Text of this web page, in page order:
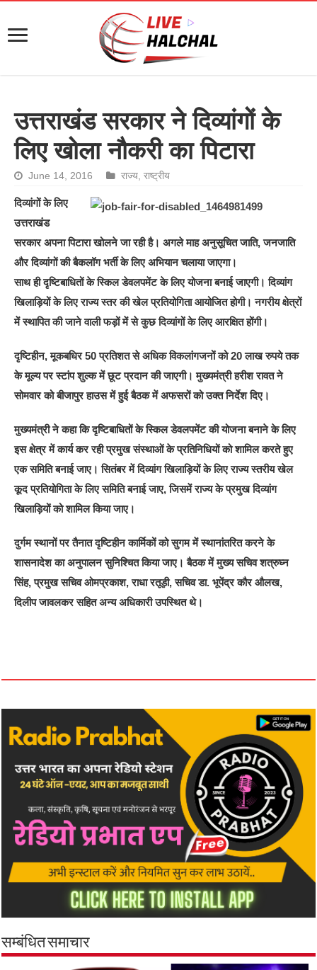
उत्तराखंड सरकार ने दिव्यांगों के
लिए खोला नौकरी का पिटारा
June 14, 2016 राज्य ,राष्ट्रीय
दिव्यांगों के लिए
उत्तराखंड
सरकार अपना पिटारा खोलने जा रही है। अगले माह अनुसूचित जाति, जनजाति
और दिव्यांगों की बैकलॉग भर्ती के लिए अभियान चलाया जाएगा।
साथ ही दृष्टिबाधितों के स्किल डेवलपमेंट के लिए योजना बनाई जाएगी। दिव्यांग
खिलाड़ियों के लिए राज्य स्तर की खेल प्रतियोगिता आयोजित होगी। नगरीय क्षेत्रों
में स्थापित की जाने वाली फड़ों में से कुछ दिव्यांगों के लिए आरक्षित होंगी।
दृष्टिहीन, मूकबधिर 50 प्रतिशत से अधिक विकलांगजनों को 20 लाख रुपये तक
के मूल्य पर स्टांप शुल्क में छूट प्रदान की जाएगी। मुख्यमंत्री हरीश रावत ने
सोमवार को बीजापुर हाउस में हुई बैठक में अफसरों को उक्त निर्देश दिए।
मुख्यमंत्री ने कहा कि दृष्टिबाधितों के स्किल डेवलपमेंट की योजना बनाने के लिए
इस क्षेत्र में कार्य कर रही प्रमुख संस्थाओं के प्रतिनिधियों को शामिल करते हुए
एक समिति बनाई जाए। सितंबर में दिव्यांग खिलाड़ियों के लिए राज्य स्तरीय खेल
कूद प्रतियोगिता के लिए समिति बनाई जाए, जिसमें राज्य के प्रमुख दिव्यांग
खिलाड़ियों को शामिल किया जाए।
दुर्गम स्थानों पर तैनात दृष्टिहीन कार्मिकों को सुगम में स्थानांतरित करने के
शासनादेश का अनुपालन सुनिश्चित किया जाए। बैठक में मुख्य सचिव शत्रुघ्न
सिंह, प्रमुख सचिव ओमप्रकाश, राधा रतूड़ी, सचिव डा. भूपेंद्र कौर औलख,
दिलीप जावलकर सहित अन्य अधिकारी उपस्थित थे।
सम्बंधित समाचार